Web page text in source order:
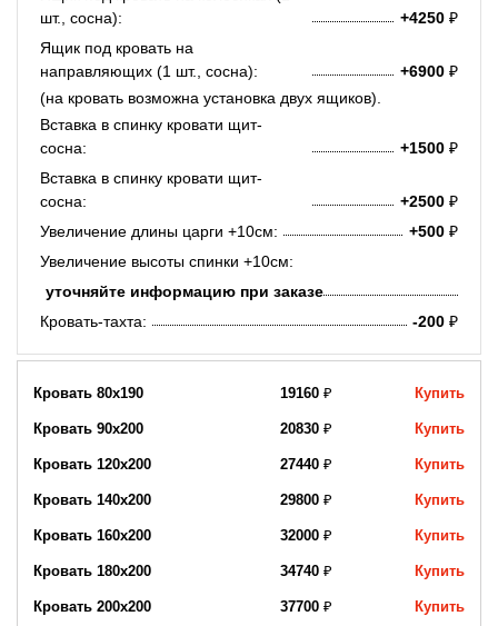
шт., сосна):
+4250 ₽
Ящик под кровать на
направляющих (1 шт., сосна):
+6900 ₽
(на кровать возможна установка двух ящиков).
Вставка в спинку кровати щит-
сосна:
+1500 ₽
Вставка в спинку кровати щит-
сосна:
+2500 ₽
Увеличение длины царги +10см:
+500 ₽
Увеличение высоты спинки +10см:
уточняйте информацию при заказе
Кровать-тахта:
-200 ₽
Кровать 80х190 19160 ₽ Купить
Кровать 90х200 20830 ₽ Купить
Кровать 120х200 27440 ₽ Купить
Кровать 140х200 29800 ₽ Купить
Кровать 160х200 32000 ₽ Купить
Кровать 180х200 34740 ₽ Купить
Кровать 200х200 37700 ₽ Купить